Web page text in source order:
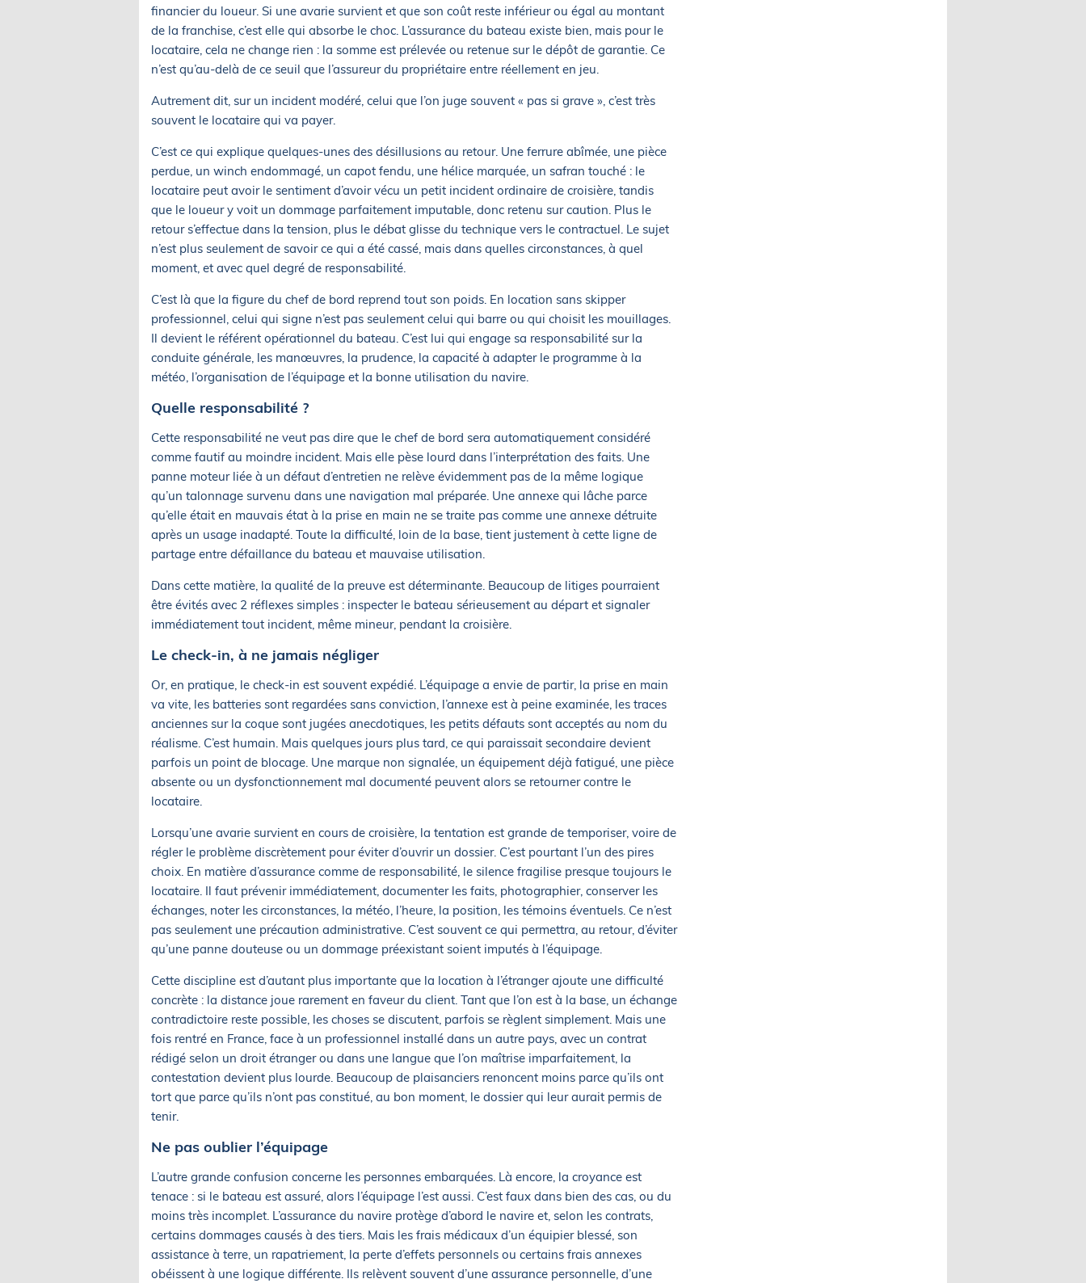
financier du loueur. Si une avarie survient et que son coût reste inférieur ou égal au montant
de la franchise, c’est elle qui absorbe le choc. L’assurance du bateau existe bien, mais pour le
locataire, cela ne change rien : la somme est prélevée ou retenue sur le dépôt de garantie. Ce
n’est qu’au-delà de ce seuil que l’assureur du propriétaire entre réellement en jeu.
Autrement dit, sur un incident modéré, celui que l’on juge souvent « pas si grave », c’est très
souvent le locataire qui va payer.
C’est ce qui explique quelques-unes des désillusions au retour. Une ferrure abîmée, une pièce
perdue, un winch endommagé, un capot fendu, une hélice marquée, un safran touché : le
locataire peut avoir le sentiment d’avoir vécu un petit incident ordinaire de croisière, tandis
que le loueur y voit un dommage parfaitement imputable, donc retenu sur caution. Plus le
retour s’effectue dans la tension, plus le débat glisse du technique vers le contractuel. Le sujet
n’est plus seulement de savoir ce qui a été cassé, mais dans quelles circonstances, à quel
moment, et avec quel degré de responsabilité.
C’est là que la figure du chef de bord reprend tout son poids. En location sans skipper
professionnel, celui qui signe n’est pas seulement celui qui barre ou qui choisit les mouillages.
Il devient le référent opérationnel du bateau. C’est lui qui engage sa responsabilité sur la
conduite générale, les manœuvres, la prudence, la capacité à adapter le programme à la
météo, l’organisation de l’équipage et la bonne utilisation du navire.
Quelle responsabilité ?
Cette responsabilité ne veut pas dire que le chef de bord sera automatiquement considéré
comme fautif au moindre incident. Mais elle pèse lourd dans l’interprétation des faits. Une
panne moteur liée à un défaut d’entretien ne relève évidemment pas de la même logique
qu’un talonnage survenu dans une navigation mal préparée. Une annexe qui lâche parce
qu’elle était en mauvais état à la prise en main ne se traite pas comme une annexe détruite
après un usage inadapté. Toute la difficulté, loin de la base, tient justement à cette ligne de
partage entre défaillance du bateau et mauvaise utilisation.
Dans cette matière, la qualité de la preuve est déterminante. Beaucoup de litiges pourraient
être évités avec 2 réflexes simples : inspecter le bateau sérieusement au départ et signaler
immédiatement tout incident, même mineur, pendant la croisière.
Le check-in, à ne jamais négliger
Or, en pratique, le check-in est souvent expédié. L’équipage a envie de partir, la prise en main
va vite, les batteries sont regardées sans conviction, l’annexe est à peine examinée, les traces
anciennes sur la coque sont jugées anecdotiques, les petits défauts sont acceptés au nom du
réalisme. C’est humain. Mais quelques jours plus tard, ce qui paraissait secondaire devient
parfois un point de blocage. Une marque non signalée, un équipement déjà fatigué, une pièce
absente ou un dysfonctionnement mal documenté peuvent alors se retourner contre le
locataire.
Lorsqu’une avarie survient en cours de croisière, la tentation est grande de temporiser, voire de
régler le problème discrètement pour éviter d’ouvrir un dossier. C’est pourtant l’un des pires
choix. En matière d’assurance comme de responsabilité, le silence fragilise presque toujours le
locataire. Il faut prévenir immédiatement, documenter les faits, photographier, conserver les
échanges, noter les circonstances, la météo, l’heure, la position, les témoins éventuels. Ce n’est
pas seulement une précaution administrative. C’est souvent ce qui permettra, au retour, d’éviter
qu’une panne douteuse ou un dommage préexistant soient imputés à l’équipage.
Cette discipline est d’autant plus importante que la location à l’étranger ajoute une difficulté
concrète : la distance joue rarement en faveur du client. Tant que l’on est à la base, un échange
contradictoire reste possible, les choses se discutent, parfois se règlent simplement. Mais une
fois rentré en France, face à un professionnel installé dans un autre pays, avec un contrat
rédigé selon un droit étranger ou dans une langue que l’on maîtrise imparfaitement, la
contestation devient plus lourde. Beaucoup de plaisanciers renoncent moins parce qu’ils ont
tort que parce qu’ils n’ont pas constitué, au bon moment, le dossier qui leur aurait permis de
tenir.
Ne pas oublier l’équipage
L’autre grande confusion concerne les personnes embarquées. Là encore, la croyance est
tenace : si le bateau est assuré, alors l’équipage l’est aussi. C’est faux dans bien des cas, ou du
moins très incomplet. L’assurance du navire protège d’abord le navire et, selon les contrats,
certains dommages causés à des tiers. Mais les frais médicaux d’un équipier blessé, son
assistance à terre, un rapatriement, la perte d’effets personnels ou certains frais annexes
obéissent à une logique différente. Ils relèvent souvent d’une assurance personnelle, d’une